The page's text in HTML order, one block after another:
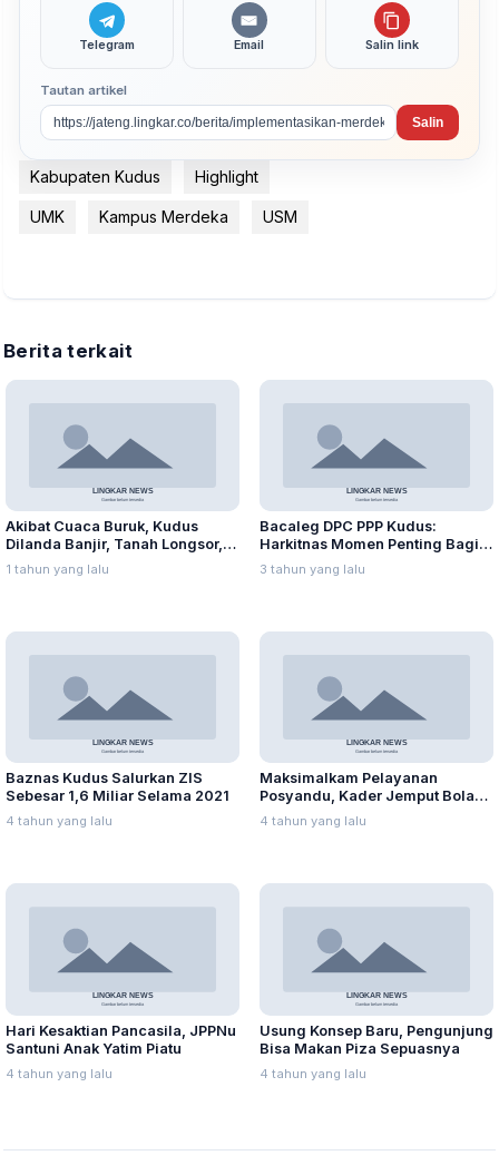
Telegram Email Salin link
Tautan artikel
Salin
Kabupaten Kudus Highlight
UMK Kampus Merdeka USM
Berita terkait
Akibat Cuaca Buruk, Kudus
Dilanda Banjir, Tanah Longsor,
dan Angin Kencang
1 tahun yang lalu
Bacaleg DPC PPP Kudus:
Harkitnas Momen Penting Bagi
Milenial
3 tahun yang lalu
Baznas Kudus Salurkan ZIS
Sebesar 1,6 Miliar Selama 2021
4 tahun yang lalu
Maksimalkam Pelayanan
Posyandu, Kader Jemput Bola
ke Rumah Warga
4 tahun yang lalu
Hari Kesaktian Pancasila, JPPNu
Santuni Anak Yatim Piatu
4 tahun yang lalu
Usung Konsep Baru, Pengunjung
Bisa Makan Piza Sepuasnya
4 tahun yang lalu